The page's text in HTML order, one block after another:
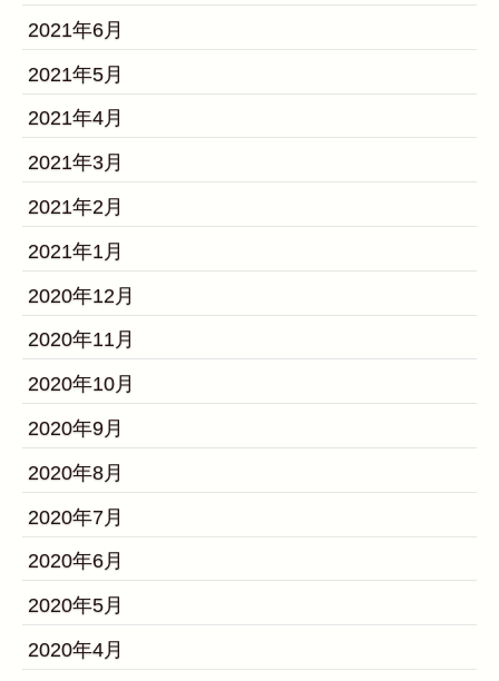
2021年6月
2021年5月
2021年4月
2021年3月
2021年2月
2021年1月
2020年12月
2020年11月
2020年10月
2020年9月
2020年8月
2020年7月
2020年6月
2020年5月
2020年4月